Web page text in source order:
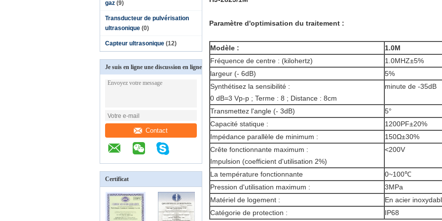
gaz (9)
Transducteur de pulvérisation
ultrasonique (0)
Capteur ultrasonique (12)
Je suis en ligne une discussion en ligne
Contact
Certificat
Paramètre d'optimisation du traitement :
Modèle :
1.0M
Fréquence de centre : (kilohertz)
1.0MHZ±5%
largeur (- 6dB)
5%
Synthétisez la sensibilité :
0 dB=3 Vp-p ; Terme : 8 ; Distance : 8cm
minute de -35dB
Transmettez l'angle (- 3dB)
5°
Capacité statique :
1200PF±20%
Impédance parallèle de minimum :
150Ω±30%
Crête fonctionnante maximum :
Impulsion (coefficient d'utilisation 2%)
<200V
La température fonctionnante
0~100℃
Pression d'utilisation maximum :
3MPa
Matériel de logement :
En acier
Catégorie de protection :
IP68